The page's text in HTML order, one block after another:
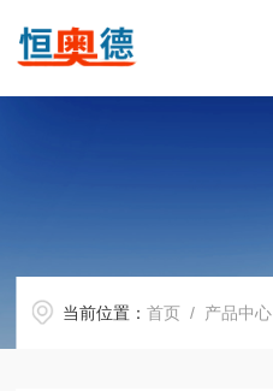
当前位置：首页 / 产品中心